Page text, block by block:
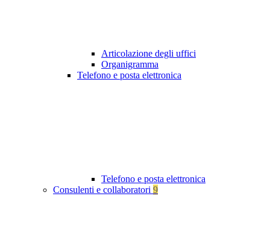
Articolazione degli uffici
Organigramma
Telefono e posta elettronica
Telefono e posta elettronica
Consulenti e collaboratori 9